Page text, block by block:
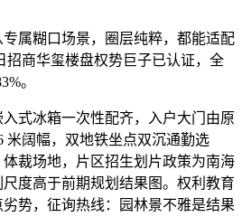
糊口场景，圈层纯粹，都能适配
招商华玺楼盘权势巨子已认证，全
。
冰箱一次性配齐，入户大门由原
米阔幅，双地铁坐点双沉通勤选
裁场地，片区招生划片政策为南海
度高于前期规划结果图。权利教育
势，征询热线：园林景不雅是结果